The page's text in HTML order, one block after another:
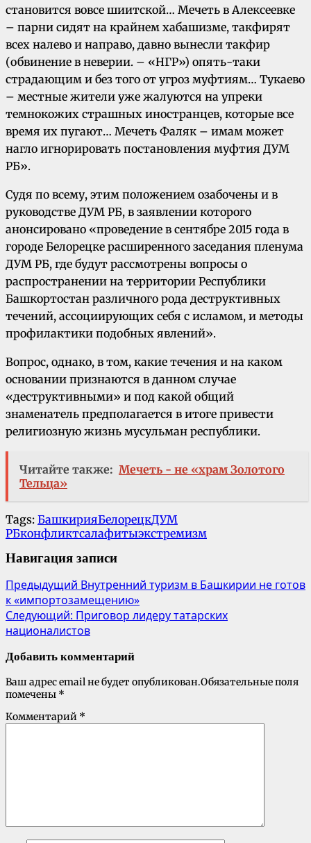
становится вовсе шиитской… Мечеть в Алексеевке
– парни сидят на крайнем хабашизме, такфирят
всех налево и направо, давно вынесли такфир
(обвинение в неверии. – «НГР») опять-таки
страдающим и без того от угроз муфтиям… Тукаево
– местные жители уже жалуются на упреки
темнокожих страшных иностранцев, которые все
время их пугают… Мечеть Фаляк – имам может
нагло игнорировать постановления муфтия ДУМ
РБ».
Судя по всему, этим положением озабочены и в
руководстве ДУМ РБ, в заявлении которого
анонсировано «проведение в сентябре 2015 года в
городе Белорецке расширенного заседания пленума
ДУМ РБ, где будут рассмотрены вопросы о
распространении на территории Республики
Башкортостан различного рода деструктивных
течений, ассоциирующих себя с исламом, и методы
профилактики подобных явлений».
Вопрос, однако, в том, какие течения и на каком
основании признаются в данном случае
«деструктивными» и под какой общий
знаменатель предполагается в итоге привести
религиозную жизнь мусульман республики.
Читайте также: Мечеть - не «храм Золотого
Тельца»
Tags: БашкирияБелорецкДУМ
РБконфликтсалафитыэкстремизм
Навигация записи
Предыдущий Внутренний туризм в Башкирии не готов
к «импортозамещению»
Следующий: Приговор лидеру татарских
националистов
Добавить комментарий
Ваш адрес email не будет опубликован.Обязательные поля
помечены *
Комментарий *